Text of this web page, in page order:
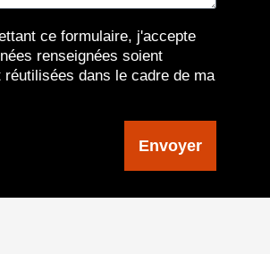
ce formulaire, j'accepte
renseignées soient
dans le cadre de ma
Envoyer